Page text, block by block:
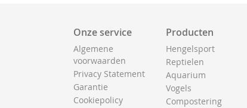
Onze service
Algemene
voorwaarden
Privacy Statement
Garantie
Cookiepolicy
Producten
Hengelsport
Reptielen
Aquarium
Vogels
Compostering